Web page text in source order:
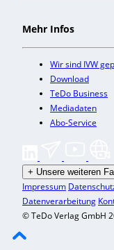
Mehr Infos
Wir sind IVW
Download
TeDo Business
Mediadaten
Abo-Service
+ Unsere weiteren
Impressum
Datenverarbeitung
© TeDo Verlag GmbH